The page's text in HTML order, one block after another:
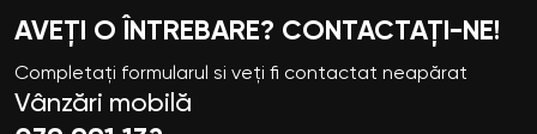
AVEȚI O ÎNTREBARE? CONTACTAȚI-NE!
Completați formularul si veți fi contactat neapărat
Vânzări mobilă